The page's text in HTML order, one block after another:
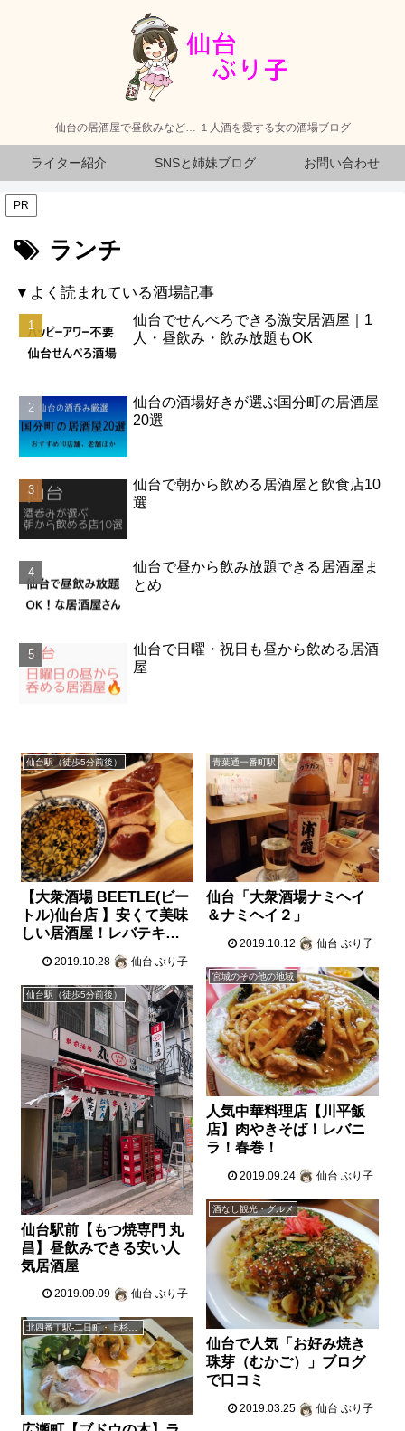
仙台の居酒屋で昼飲みなど… １人酒を愛する女の酒場ブログ
ライター紹介 SNSと姉妹ブログ お問い合わせ
PR
ランチ
▼よく読まれている酒場記事
仙台でせんべろできる激安居酒屋｜1
人・昼飲み・飲み放題もOK
仙台の酒場好きが選ぶ国分町の居酒屋
20選
仙台で朝から飲める居酒屋と飲食店10
選
仙台で昼から飲み放題できる居酒屋ま
とめ
仙台で日曜・祝日も昼から飲める居酒
屋
仙台駅（徒歩5分前後）
【大衆酒場 BEETLE(ビー
トル)仙台店 】安くて美味
しい居酒屋！レバテキ最
2019.10.28 仙台 ぶり子
青葉通一番町駅
仙台「大衆酒場ナミヘイ
＆ナミヘイ２」
2019.10.12 仙台 ぶり子
宮城のその他の地域
人気中華料理店【川平飯
店】肉やきそば！レバニ
ラ！春巻！
2019.09.24 仙台 ぶり子
仙台駅（徒歩5分前後）
仙台駅前【もつ焼専門 丸
昌】昼飲みできる安い人
気居酒屋
2019.09.09 仙台 ぶり子
酒なし観光・グルメ
仙台で人気「お好み焼き
珠芽（むかご）」ブログ
で口コミ
2019.03.25 仙台 ぶり子